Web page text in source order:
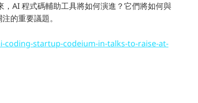
AI 程式碼輔助工具將如何演進？它們將如何與
的重要議題。
startup-codeium-in-talks-to-raise-at-